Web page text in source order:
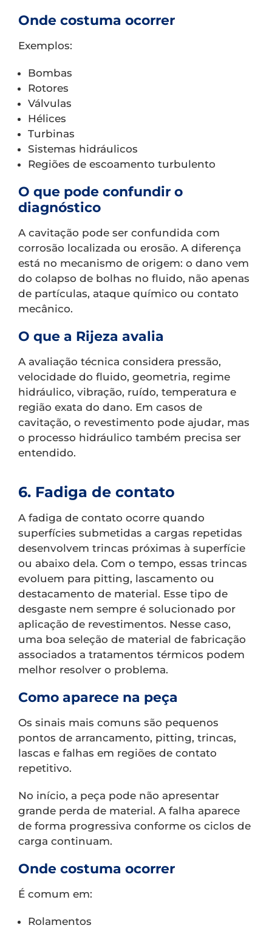
Onde costuma ocorrer
Exemplos:
Bombas
Rotores
Válvulas
Hélices
Turbinas
Sistemas hidráulicos
Regiões de escoamento turbulento
O que pode confundir o
diagnóstico
A cavitação pode ser confundida com
corrosão localizada ou erosão. A diferença
está no mecanismo de origem: o dano vem
do colapso de bolhas no fluido, não apenas
de partículas, ataque químico ou contato
mecânico.
O que a Rijeza avalia
A avaliação técnica considera pressão,
velocidade do fluido, geometria, regime
hidráulico, vibração, ruído, temperatura e
região exata do dano. Em casos de
cavitação, o revestimento pode ajudar, mas
o processo hidráulico também precisa ser
entendido.
6. Fadiga de contato
A fadiga de contato ocorre quando
superfícies submetidas a cargas repetidas
desenvolvem trincas próximas à superfície
ou abaixo dela. Com o tempo, essas trincas
evoluem para pitting, lascamento ou
destacamento de material. Esse tipo de
desgaste nem sempre é solucionado por
aplicação de revestimentos. Nesse caso,
uma boa seleção de material de fabricação
associados a tratamentos térmicos podem
melhor resolver o problema.
Como aparece na peça
Os sinais mais comuns são pequenos
pontos de arrancamento, pitting, trincas,
lascas e falhas em regiões de contato
repetitivo.
No início, a peça pode não apresentar
grande perda de material. A falha aparece
de forma progressiva conforme os ciclos de
carga continuam.
Onde costuma ocorrer
É comum em:
Rolamentos